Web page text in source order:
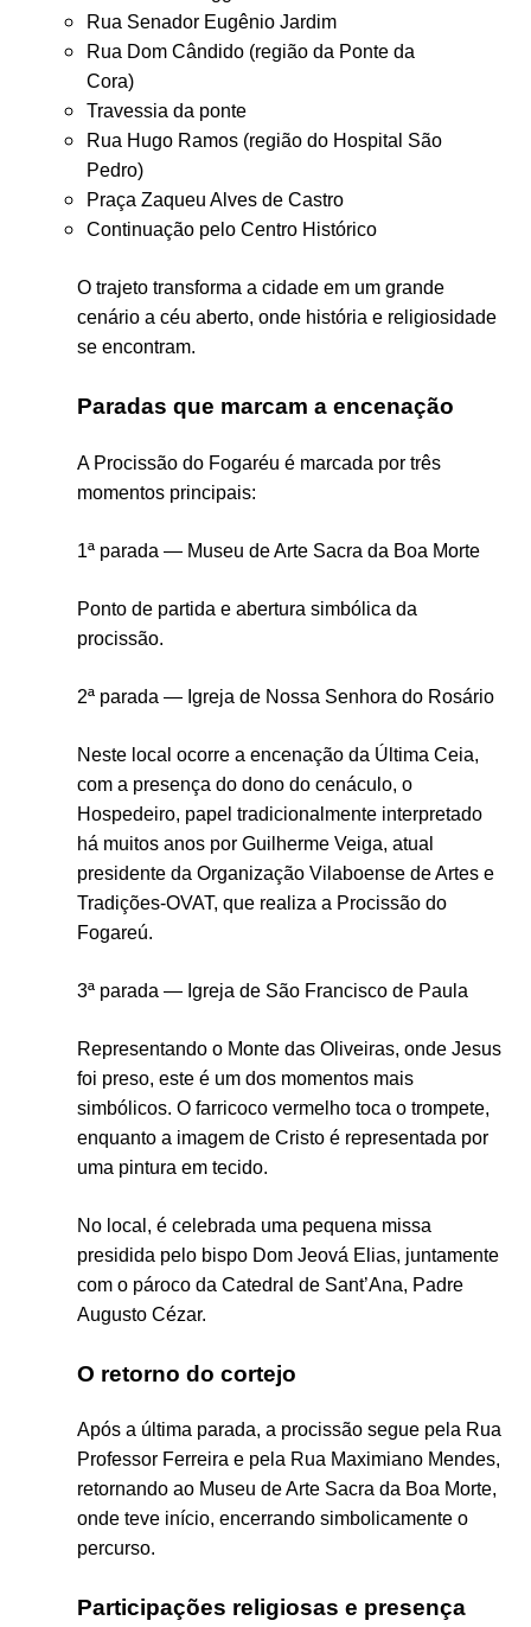
Rua Senador Eugênio Jardim
Rua Dom Cândido (região da Ponte da
Cora)
Travessia da ponte
Rua Hugo Ramos (região do Hospital São
Pedro)
Praça Zaqueu Alves de Castro
Continuação pelo Centro Histórico
O trajeto transforma a cidade em um grande
cenário a céu aberto, onde história e religiosidade
se encontram.
Paradas que marcam a encenação
A Procissão do Fogaréu é marcada por três
momentos principais:
1ª parada — Museu de Arte Sacra da Boa Morte
Ponto de partida e abertura simbólica da
procissão.
2ª parada — Igreja de Nossa Senhora do Rosário
Neste local ocorre a encenação da Última Ceia,
com a presença do dono do cenáculo, o
Hospedeiro, papel tradicionalmente interpretado
há muitos anos por Guilherme Veiga, atual
presidente da Organização Vilaboense de Artes e
Tradições-OVAT, que realiza a Procissão do
Fogareú.
3ª parada — Igreja de São Francisco de Paula
Representando o Monte das Oliveiras, onde Jesus
foi preso, este é um dos momentos mais
simbólicos. O farricoco vermelho toca o trompete,
enquanto a imagem de Cristo é representada por
uma pintura em tecido.
No local, é celebrada uma pequena missa
presidida pelo bispo Dom Jeová Elias, juntamente
com o pároco da Catedral de Sant’Ana, Padre
Augusto Cézar.
O retorno do cortejo
Após a última parada, a procissão segue pela Rua
Professor Ferreira e pela Rua Maximiano Mendes,
retornando ao Museu de Arte Sacra da Boa Morte,
onde teve início, encerrando simbolicamente o
percurso.
Participações religiosas e presença